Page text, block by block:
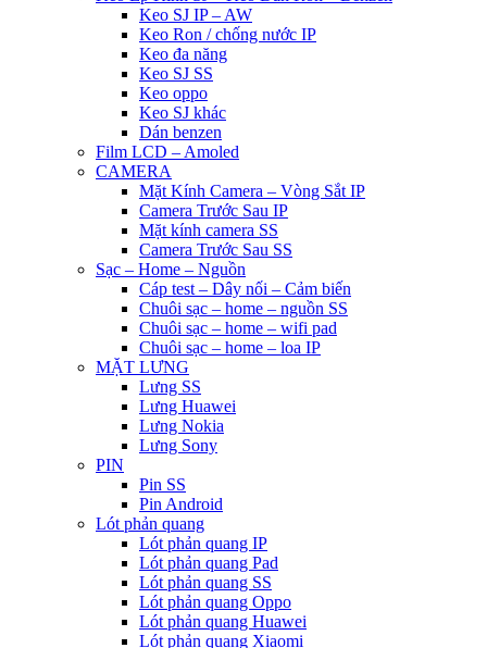
Keo SJ IP – AW
Keo Ron / chống nước IP
Keo đa năng
Keo SJ SS
Keo oppo
Keo SJ khác
Dán benzen
Film LCD – Amoled
CAMERA
Mặt Kính Camera – Vòng Sắt IP
Camera Trước Sau IP
Mặt kính camera SS
Camera Trước Sau SS
Sạc – Home – Nguồn
Cáp test – Dây nối – Cảm biến
Chuôi sạc – home – nguồn SS
Chuôi sạc – home – wifi pad
Chuôi sạc – home – loa IP
MẶT LƯNG
Lưng SS
Lưng Huawei
Lưng Nokia
Lưng Sony
PIN
Pin SS
Pin Android
Lót phản quang
Lót phản quang IP
Lót phản quang Pad
Lót phản quang SS
Lót phản quang Oppo
Lót phản quang Huawei
Lót phản quang Xiaomi